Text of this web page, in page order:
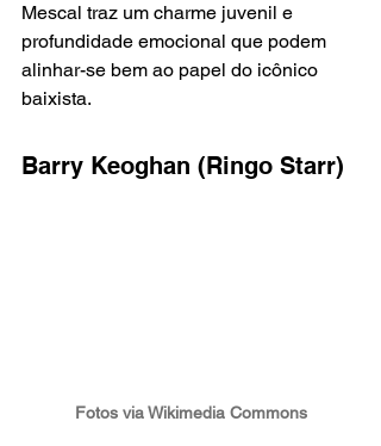
Mescal traz um charme juvenil e
profundidade emocional que podem
alinhar-se bem ao papel do icônico
baixista.
Barry Keoghan (Ringo Starr)
Fotos via Wikimedia Commons